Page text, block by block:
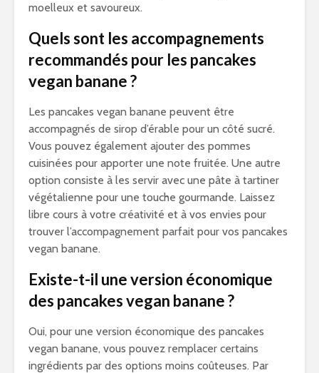
moelleux et savoureux.
Quels sont les accompagnements
recommandés pour les pancakes
vegan banane ?
Les pancakes vegan banane peuvent être
accompagnés de sirop d’érable pour un côté sucré.
Vous pouvez également ajouter des pommes
cuisinées pour apporter une note fruitée. Une autre
option consiste à les servir avec une pâte à tartiner
végétalienne pour une touche gourmande. Laissez
libre cours à votre créativité et à vos envies pour
trouver l’accompagnement parfait pour vos pancakes
vegan banane.
Existe-t-il une version économique
des pancakes vegan banane ?
Oui, pour une version économique des pancakes
vegan banane, vous pouvez remplacer certains
ingrédients par des options moins coûteuses. Par